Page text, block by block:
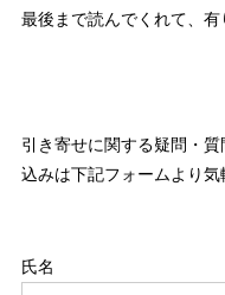
最後まで読んでくれて、
引き寄せに関する疑問・
込みは下記フォームより気
氏名